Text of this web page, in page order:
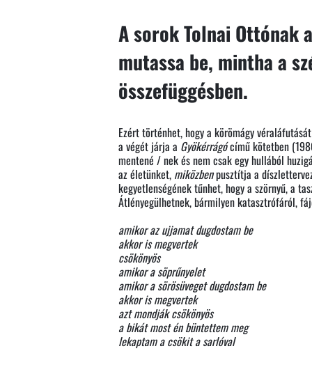
A sorok Tolnai Ottónak
mutassa be, mintha a
összefüggésben.
Ezért történhet, hogy a körömágy
a végét járja a Gyökérrágócímű kötetben
mentené / nek és nem csak egy hullából
az életünket, miközbenpusztítja a
kegyetlenségének tűnhet, hogy a szörnyű, a
Átlényegülhetnek, bármilyen katasztrófáról,
amikor az ujjamat dugdostam be
akkor is megvertek
csökönyös
amikor a söprűnyelet
amikor a sörösüveget dugdostam be
akkor is megvertek
azt mondják csökönyös
a bikát most én büntettem meg
lekaptam a csökit a sarlóval